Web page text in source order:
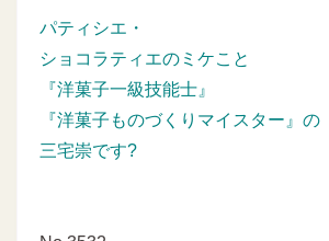
パティシエ・
ショコラティエのミケこと
『洋菓子一級技能士』
『洋菓子ものづくりマイスター』の
三宅崇です?